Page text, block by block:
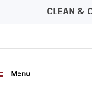
CLEAN &
Menu